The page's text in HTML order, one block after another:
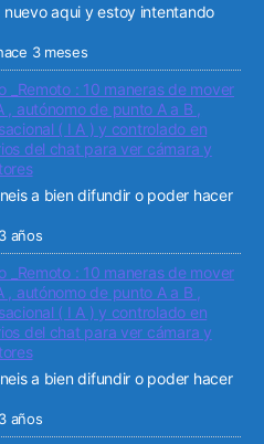
nuevo aqui y estoy intentando
3 meses
_Remoto : 10 maneras de mover
autónomo de punto A a B ,
( I A ) y controlado en
del chat para ver cámara y
a bien difundir o poder hacer
años
_Remoto : 10 maneras de mover
autónomo de punto A a B ,
( I A ) y controlado en
del chat para ver cámara y
a bien difundir o poder hacer
años